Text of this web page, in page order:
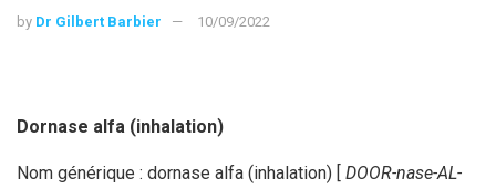
by Dr Gilbert Barbier 10/09/2022
Dornase alfa (inhalation)
Nom générique : dornase alfa (inhalation) [ DOOR-nase-AL-